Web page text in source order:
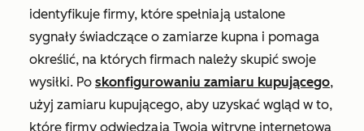
identyfikuje firmy, które spełniają ustalone
sygnały świadczące o zamiarze kupna i pomaga
określić, na których firmach należy skupić swoje
wysiłki. Po skonfigurowaniu zamiaru kupującego,
użyj zamiaru kupującego, aby uzyskać wgląd w to,
które firmy odwiedzają Twoją witrynę internetową